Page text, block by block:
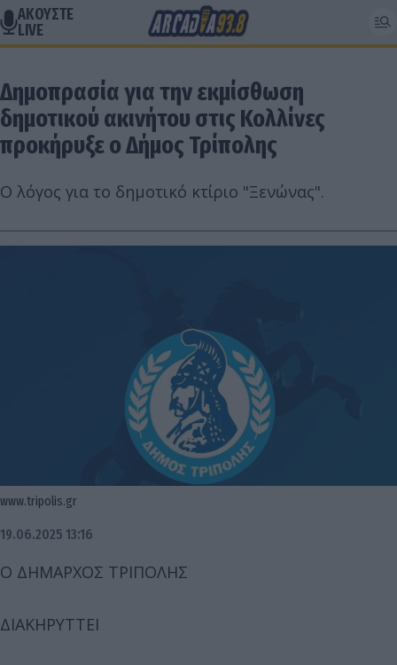
ΑΚΟΥΣΤΕ
LIVE
Δημοπρασία για την εκμίσθωση
δημοτικού ακινήτου στις Κολλίνες
προκήρυξε ο Δήμος Τρίπολης
Ο λόγος για το δημοτικό κτίριο "Ξενώνας".
www.tripolis.gr
19.06.2025 13:16
Ο ΔΗΜΑΡΧΟΣ ΤΡΙΠΟΛΗΣ
ΔΙΑΚΗΡΥΤΤΕΙ